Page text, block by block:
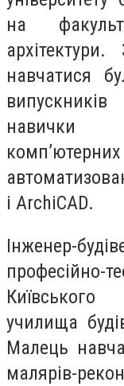
на
навчатися
навички
і ArchiCAD.
Інженер-
училища
Малець
малярів-